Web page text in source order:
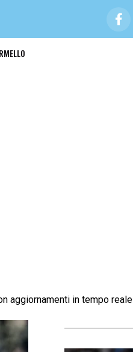
aggiornamenti in tempo reale